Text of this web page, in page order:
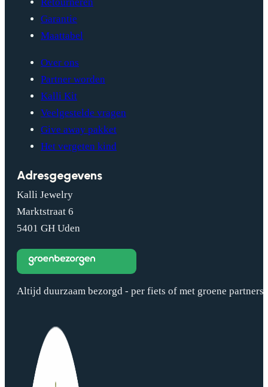
Retourneren
Garantie
Maattabel
Over ons
Partner worden
Kalli Kit
Veelgestelde vragen
Give away pakket
Het vergeten kind
Adresgegevens
Kalli Jewelry
Marktstraat 6
5401 GH Uden
Altijd duurzaam bezorgd - per fiets of met groene partners